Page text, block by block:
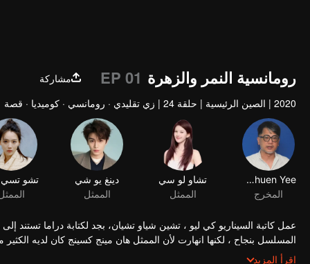
رومانسية النمر والزهرة EP 01
مشاركة
2020
| الصين الرئيسية | حلقة 24 | زي تقليدي · رومانسي · كوميديا · قصة
Cha Chuen Yee
المخرج
تشاو لو سي
الممثل
دينغ يو شي
الممثل
عمل كاتبة السيناريو كي ليو ، تشين شياو تشيان، بجد لكتابة دراما تستند
المسلسل بنجاح ، لكنها انهارت لأن الممثل هان مينج كسينج كان لديه الكثير
الأسئلة و الشك حول الدراما العاطفية للنص. بغضب وبالكاد تعهدت بإثبات
اقرأ المزيد